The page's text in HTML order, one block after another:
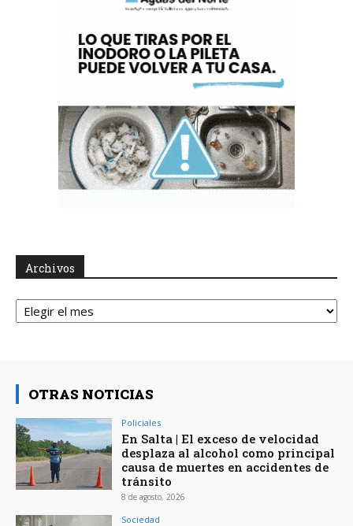
Archivos
Archivos
OTRAS NOTICIAS
Policiales
En Salta | El exceso de velocidad
desplaza al alcohol como principal
causa de muertes en accidentes de
tránsito
8 de agosto, 2026
Sociedad